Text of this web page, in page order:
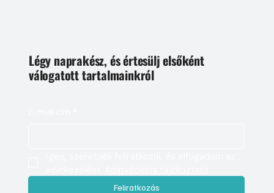
Légy naprakész, és értesülj elsőként
válogatott tartalmainkról
Feliratkozás